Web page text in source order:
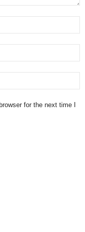
for the next time I